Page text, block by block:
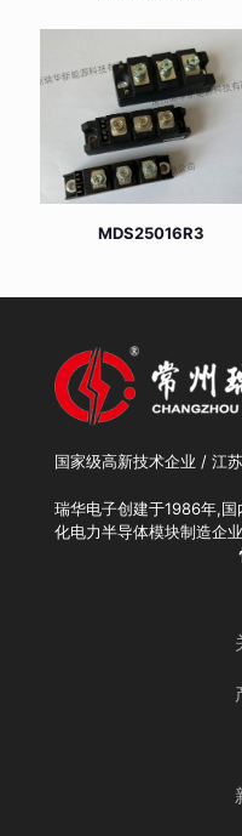
MDS25016R3
国家级高新技术企业 / 江
瑞华电子创建于1986年,
化电力半导体模块制造企